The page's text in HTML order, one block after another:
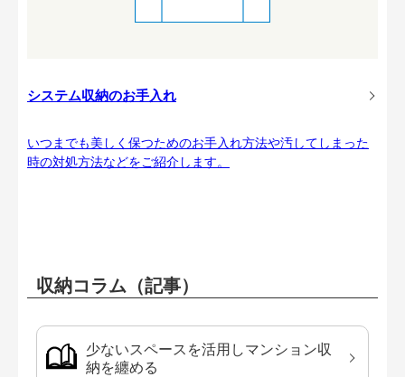
システム収納のお手入れ
いつまでも美しく保つためのお手入れ方法や汚してしまった
時の対処方法などをご紹介します。
収納コラム（記事）
少ないスペースを活用しマンション収
納を纏める